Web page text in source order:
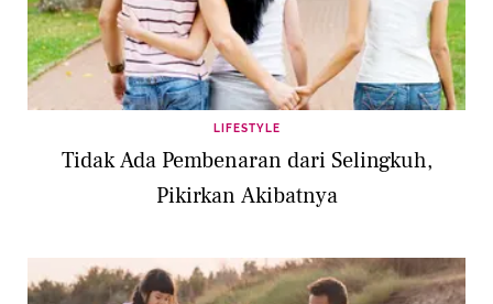
LIFESTYLE
Tidak Ada Pembenaran dari Selingkuh,
Pikirkan Akibatnya